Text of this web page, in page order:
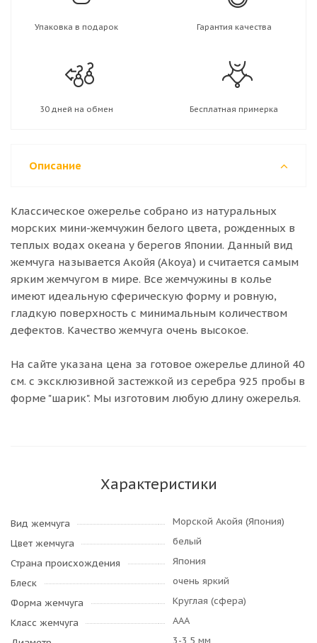
Упаковка в подарок Гарантия качества
30 дней на обмен Бесплатная примерка
Описание
Классическое ожерелье собрано из натуральных
морских мини-жемчужин белого цвета, рожденных в
теплых водах океана у берегов Японии. Данный вид
жемчуга называется Акойя (Akoya) и считается самым
ярким жемчугом в мире. Все жемчужины в колье
имеют идеальную сферическую форму и ровную,
гладкую поверхность с минимальным количеством
дефектов. Качество жемчуга очень высокое.
На сайте указана цена за готовое ожерелье длиной 40
см. с эксклюзивной застежкой из серебра 925 пробы в
форме "шарик". Мы изготовим любую длину ожерелья.
Характеристики
Вид жемчуга
Морской Акойя (Япония)
Цвет жемчуга
белый
Страна происхождения
Япония
Блеск
очень яркий
Форма жемчуга
Круглая (сфера)
Класс жемчуга
AAA
3-3,5 мм